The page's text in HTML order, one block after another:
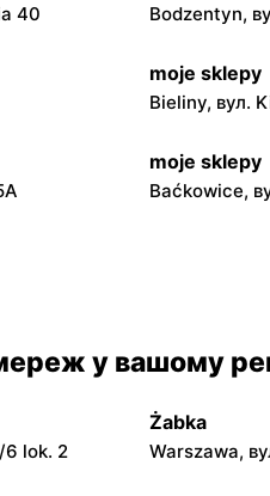
40 Bodzentyn,
moje sklepy
Bieliny, вул.
moje sklepy
Baćkowice,
Jeżowe, вул.
moje sklepy
Gumniska,
у вашому
6 lok. 2
Żabka
Warszawa,